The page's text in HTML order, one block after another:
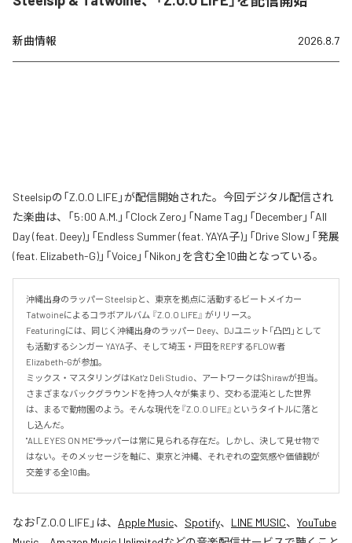
新曲情報 2026.8.7
Steelsipの「Z.O.O LIFE」が配信開始された。今回デジタル配信され
た楽曲は、「5:00 A.M.」「Clock Zero」「Name Tag」「December」「All
Day (feat. Deey)」「Endless Summer (feat. YAYA子)」「Drive Slow」「発展
(feat. Elizabeth-G)」「Voice」「Nikon」を含む全10曲となっている。
沖縄出身のラッパー Steelsipと、東京を拠点に活動するビートメイカー
Tatwoineによるコラボアルバム 『Z.O.O LIFE』 がリリース。
Featuringには、同じく沖縄出身のラッパー Deey、DJユニット「凸凹」として
も活動するシンガー YAYA子、そして埼玉・戸田をREPするFLOW者
Elizabeth-Gが参加。
ミックス・マスタリングはKat'z Deli Studio、アートワークは$hirawが担当。
さまざまなバックグラウンドを持つ人々が集まり、交わる混沌とした世界
は、まるで動物園のよう。そんな現代を『Z.O.O LIFE』というタイトルに落と
し込んだ。
"ALL EYES ON ME"――ラッパーは常に見られる存在だ。しかし、決して見せ物で
はない。そのメッセージを軸に、東京と沖縄、それぞれの空気感や価値観が
交差する全10曲。
なお「Z.O.O LIFE」は、 Apple Music、 Spotify、 LINE MUSIC、 YouTube